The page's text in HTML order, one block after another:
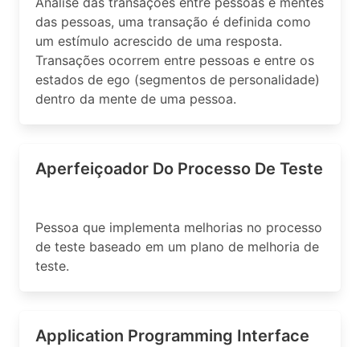
das pessoas, uma transação é definida como
um estímulo acrescido de uma resposta.
Transações ocorrem entre pessoas e entre os
estados de ego (segmentos de personalidade)
dentro da mente de uma pessoa.
Aperfeiçoador Do Processo De Teste
Pessoa que implementa melhorias no processo
de teste baseado em um plano de melhoria de
teste.
Application Programming Interface